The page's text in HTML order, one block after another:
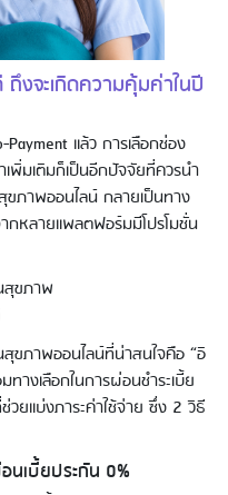
งจะเกิดความคุ้มค่าในปี
Payment แล้ว การเลือกช่อง
พิ่มเติมก็เป็นอีกปัจจัยที่ควรนำ
ภาพออนไลน์ กลายเป็นทาง
กหลายแพลตฟอร์มมีโปรโมชั่น
สุขภาพ
ขภาพออนไลน์ที่น่าสนใจคือ “อิ
งเลือกในการผ่อนชำระเบี้ย
ยแบ่งภาระค่าใช้จ่าย ซึ่ง 2 วิธี
เบี้ยประกัน 0%